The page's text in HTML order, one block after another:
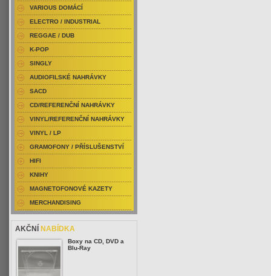
VARIOUS DOMÁCÍ
ELECTRO / INDUSTRIAL
REGGAE / DUB
K-POP
SINGLY
AUDIOFILSKÉ NAHRÁVKY
SACD
CD/REFERENČNÍ NAHRÁVKY
VINYL/REFERENČNÍ NAHRÁVKY
VINYL / LP
GRAMOFONY / PŘÍSLUŠENSTVÍ
HIFI
KNIHY
MAGNETOFONOVÉ KAZETY
MERCHANDISING
AKČNÍ NABÍDKA
Boxy na CD, DVD a
Blu-Ray